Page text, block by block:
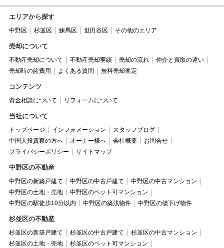
エリアから探す
中野区 杉並区 練馬区 世田谷区 その他のエリア
売却について
不動産売却について 不動産売却実績 売却の流れ
仲介と買取の違い
売却時の諸費用
よくある質問 無料売却査定
コンテンツ
資金相談について リフォームについて
当社について
トップページ インフォメーション
スタッフブログ
中国人投資家の方へ
オーナー様へ 会社概要
お問合せ
プライバシーポリシー
サイトマップ
中野区の不動産
中野区の新築戸建て 中野区の中古戸建て
中野区の中古マンション
中野区の土地・売地
中野区のペット可マンション
中野区の駅徒歩10分以内
中野区の築浅物件 中野区の値下げ物件
杉並区の不動産
杉並区の新築戸建て 杉並区の中古戸建て
杉並区の中古マンション
杉並区の土地・売地
杉並区のペット可マンション